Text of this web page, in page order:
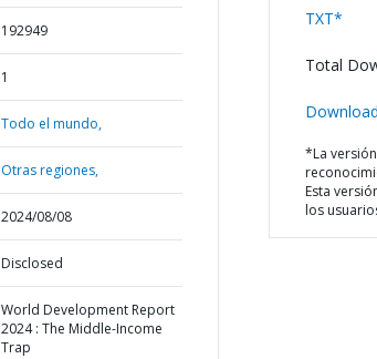
192949
1
Todo el mundo,
Otras regiones,
2024/08/08
Disclosed
World Development Report
2024 : The Middle-Income
Trap
TXT*
Total
*La
Esta
los